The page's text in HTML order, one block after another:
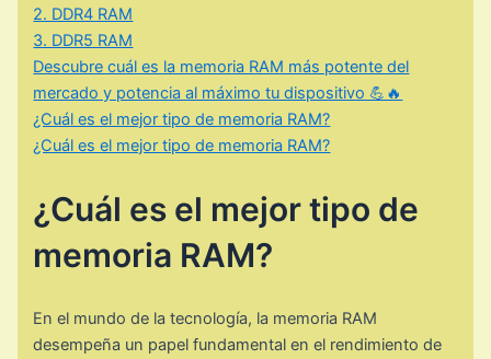
2. DDR4 RAM
3. DDR5 RAM
Descubre cuál es la memoria RAM más potente del
mercado y potencia al máximo tu dispositivo 💪🔥
¿Cuál es el mejor tipo de memoria RAM?
¿Cuál es el mejor tipo de memoria RAM?
¿Cuál es el mejor tipo de
memoria RAM?
En el mundo de la tecnología, la memoria RAM
desempeña un papel fundamental en el rendimiento de